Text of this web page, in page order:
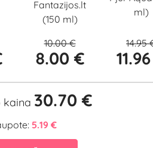
Fantazijos.lt
(150 ml)
10.00 €
8.00 €
ml)
14.95
kaina 30.70 €
5.19 €